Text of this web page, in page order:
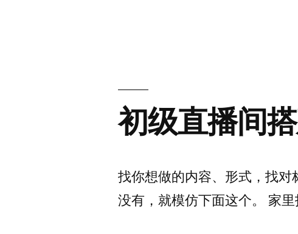
初级直播间
找你想做的内容、形式，找
没有，就模仿下面这个。 家